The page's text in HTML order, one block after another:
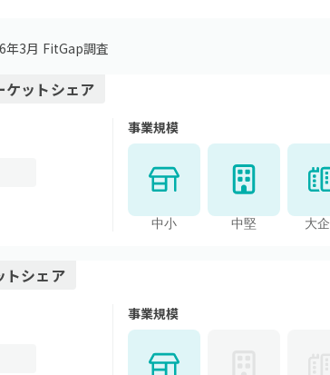
年3月 FitGap調査
ケットシェア
事業規模
中小 中堅 大
トシェア
事業規模